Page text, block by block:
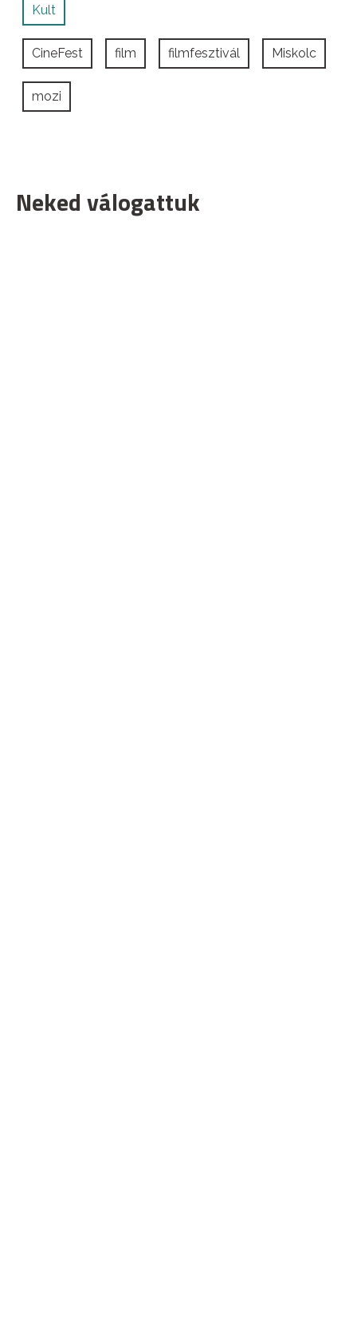
Kult
CineFest film filmfesztivál Miskolc
mozi
Neked válogattuk